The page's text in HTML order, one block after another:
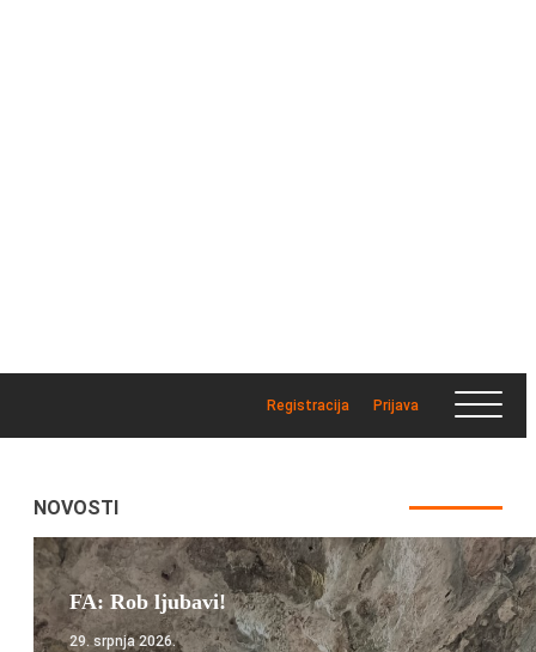
Registracija Prijava
NOVOSTI
FA: Rob ljubavi!
29. srpnja 2026.